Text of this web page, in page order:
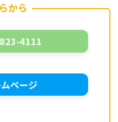
から
4111
ページ